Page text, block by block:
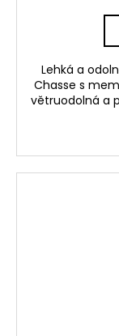
Lehká a
Chasse s
větruodolná a